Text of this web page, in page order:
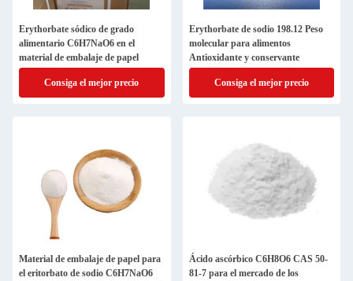
Erythorbate sódico de grado
alimentario C6H7NaO6 en el
material de embalaje de papel
Consiga el mejor precio
Erythorbate de sodio 198.12 Peso
molecular para alimentos
Antioxidante y conservante
Consiga el mejor precio
Material de embalaje de papel para
el eritorbato de sodio C6H7NaO6
Ácido ascórbico C6H8O6 CAS 50-
81-7 para el mercado de los